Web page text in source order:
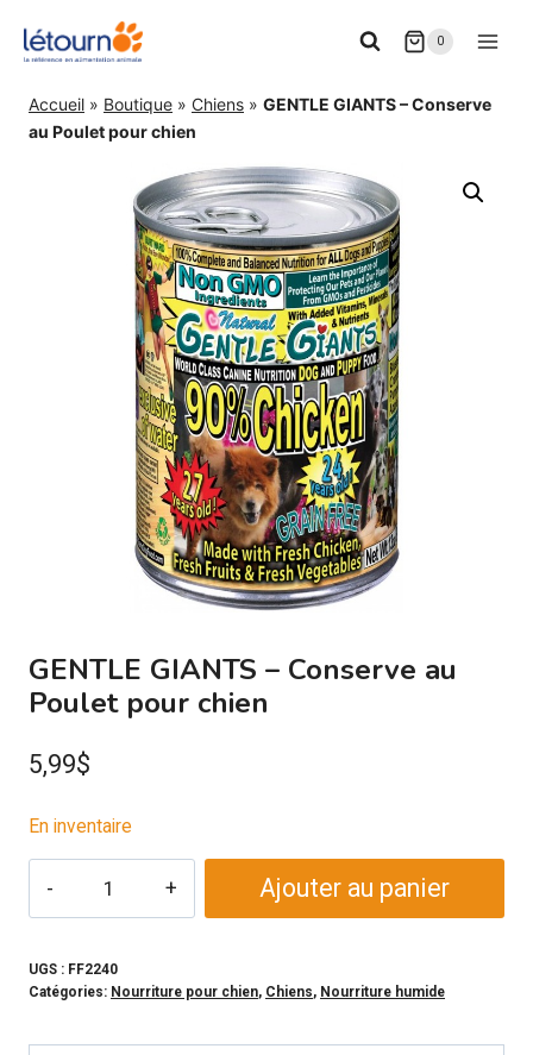
0
Accueil » Boutique » Chiens » GENTLE GIANTS – Conserve
au Poulet pour chien
GENTLE GIANTS – Conserve au
Poulet pour chien
5,99$
En inventaire
GIANTS
-
Ajouter au panier
UGS : FF2240
Catégories: Nourriture pour chien, Chiens, Nourriture humide